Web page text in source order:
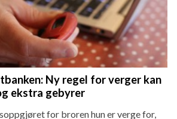
Ny regel for verger kan
ekstra gebyrer
for broren hun er verge for,